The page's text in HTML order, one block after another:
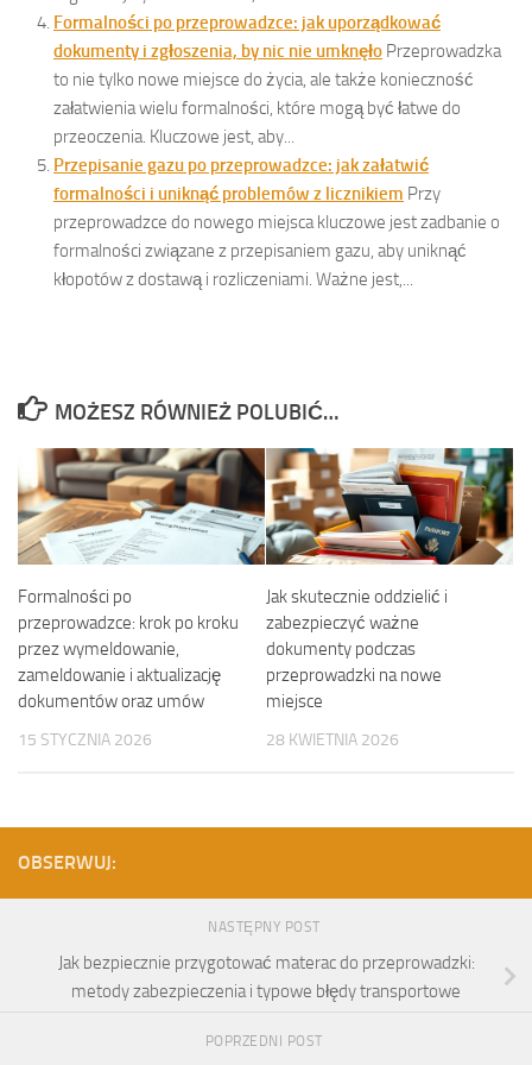
Formalności po przeprowadzce: jak uporządkować
dokumenty i zgłoszenia, by nic nie umknęło Przeprowadzka
to nie tylko nowe miejsce do życia, ale także konieczność
załatwienia wielu formalności, które mogą być łatwe do
przeoczenia. Kluczowe jest, aby...
Przepisanie gazu po przeprowadzce: jak załatwić
formalności i uniknąć problemów z licznikiem Przy
przeprowadzce do nowego miejsca kluczowe jest zadbanie o
formalności związane z przepisaniem gazu, aby uniknąć
kłopotów z dostawą i rozliczeniami. Ważne jest,...
MOŻESZ RÓWNIEŻ POLUBIĆ…
Formalności po
przeprowadzce: krok po kroku
przez wymeldowanie,
zameldowanie i aktualizację
dokumentów oraz umów
15 STYCZNIA 2026
Jak skutecznie oddzielić i
zabezpieczyć ważne
dokumenty podczas
przeprowadzki na nowe
miejsce
28 KWIETNIA 2026
OBSERWUJ:
NASTĘPNY POST
Jak bezpiecznie przygotować materac do przeprowadzki:
metody zabezpieczenia i typowe błędy transportowe
POPRZEDNI POST